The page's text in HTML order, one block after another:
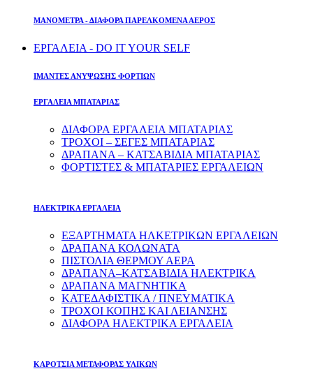
ΜΑΝΟΜΕΤΡΑ - ΔΙΑΦΟΡΑ ΠΑΡΕΛΚΟΜΕΝΑ ΑΕΡΟΣ
ΕΡΓΑΛΕΙΑ - DO IT YOUR SELF
ΙΜΑΝΤΕΣ ΑΝΥΨΩΣΗΣ ΦΟΡΤΙΩΝ
ΕΡΓΑΛΕΙΑ ΜΠΑΤΑΡΙΑΣ
ΔΙΑΦΟΡΑ ΕΡΓΑΛΕΙΑ ΜΠΑΤΑΡΙΑΣ
ΤΡΟΧΟΙ – ΣΕΓΕΣ ΜΠΑΤΑΡΙΑΣ
ΔΡΑΠΑΝΑ – ΚΑΤΣΑΒΙΔΙΑ ΜΠΑΤΑΡΙΑΣ
ΦΟΡΤΙΣΤΕΣ & ΜΠΑΤΑΡΙΕΣ ΕΡΓΑΛΕΙΩΝ
ΗΛΕΚΤΡΙΚΑ ΕΡΓΑΛΕΙΑ
ΕΞΑΡΤΗΜΑΤΑ ΗΛΚΕΤΡΙΚΩΝ ΕΡΓΑΛΕΙΩΝ
ΔΡΑΠΑΝΑ ΚΟΛΩΝΑΤΑ
ΠΙΣΤΟΛΙΑ ΘΕΡΜΟΥ ΑΕΡΑ
ΔΡΑΠΑΝΑ–ΚΑΤΣΑΒΙΔΙΑ ΗΛΕΚΤΡΙΚΑ
ΔΡΑΠΑΝΑ ΜΑΓΝΗΤΙΚΑ
ΚΑΤΕΔΑΦΙΣΤΙΚΑ / ΠΝΕΥΜΑΤΙΚΑ
ΤΡΟΧΟΙ ΚΟΠΗΣ ΚΑΙ ΛΕΙΑΝΣΗΣ
ΔΙΑΦΟΡΑ ΗΛΕΚΤΡΙΚΑ ΕΡΓΑΛΕΙΑ
ΚΑΡΟΤΣΙΑ ΜΕΤΑΦΟΡΑΣ ΥΛΙΚΩΝ